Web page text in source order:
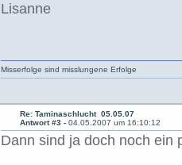
Lisanne
Misserfolge sind misslungene Erfolge
Re: Taminaschlucht 05.05.07
Antwort #3 -04.05.2007 um 16:10:12
Dann sind ja doch noch ein